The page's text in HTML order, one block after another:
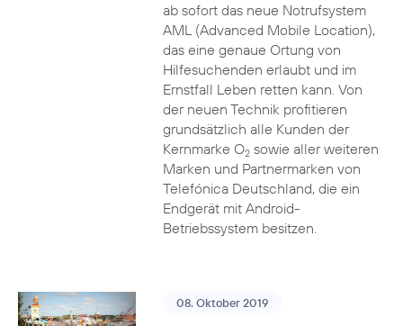
ab sofort das neue Notrufsystem
AML (Advanced Mobile Location),
das eine genaue Ortung von
Hilfesuchenden erlaubt und im
Ernstfall Leben retten kann. Von
der neuen Technik profitieren
grundsätzlich alle Kunden der
Kernmarke O2sowie aller weiteren
Marken und Partnermarken von
Telefónica Deutschland, die ein
Endgerät mit Android-
Betriebssystem besitzen.
08. Oktober 2019